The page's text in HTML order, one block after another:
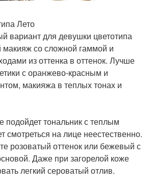
Лето
вариант для девушки цветотипа
макияж со сложной гаммой и
из оттенка в оттенок. Лучше
с оранжево-красным и
макияжа в теплых тонах и
подойдет тональник с теплым
смотреться на лице неестественно.
розоватый оттенок или бежевый с
Даже при загорелой коже
легкий сероватый отлив.